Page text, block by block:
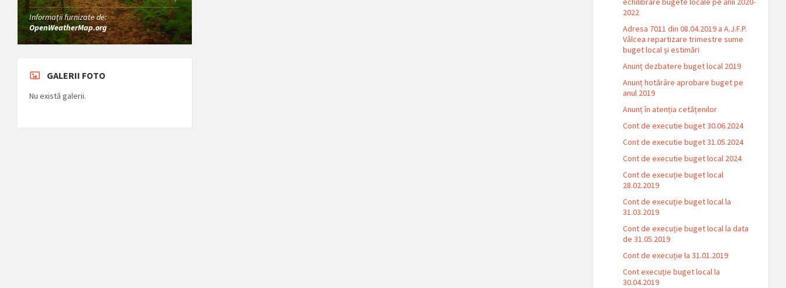
Informații furnizate de:
OpenWeatherMap.org
GALERII FOTO
Nu există galerii.
2022
Adresa 7011 din 08.04.2019 a A.J.F.P.
Vâlcea repartizare trimestre sume
buget local și estimări
Anunț dezbatere buget local 2019
Anunț hotărâre aprobare buget pe
anul 2019
Anunț în atenția cetățenilor
Cont de executie buget 30.06.2024
Cont de executie buget 31.05.2024
Cont de executie buget local 2024
Cont de execuție buget local
28.02.2019
Cont de execuție buget local la
31.03.2019
Cont de execuție buget local la data
de 31.05.2019
Cont de execuție la 31.01.2019
Cont execuție buget local la
30.04.2019